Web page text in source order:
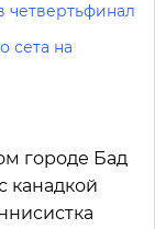
четвертьфинал
сета на
городе Бад
канадкой